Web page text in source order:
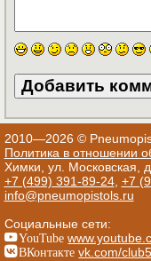
2010—2026 ©
Политика в отношении
Химки, ул. Московская,
+7 (499) 391-89-24, +7
info@pneumopistols.ru
Социальные сети:
YouTube
ВКонтакте vk.com/